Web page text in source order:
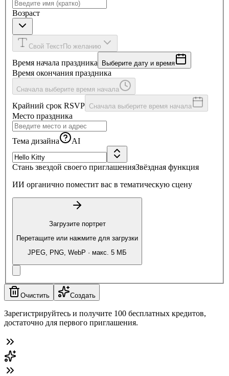
Возраст
Свой ТекстПо желанию
Время начала праздника Выберите дату и время
Время окончания праздника
Сначала выберите время начала
Крайний срок RSVP Сначала выберите время начала
Место праздника
Тема дизайна AI
Стань звездой своего приглашенияЗвёздная функция
ИИ органично поместит вас в тематическую сцену
Загрузите портрет
Перетащите или нажмите для загрузки
JPEG, PNG, WebP · макс. 5 МБ
Очистить Создать
Зарегистрируйтесь и получите 100 бесплатных кредитов,
достаточно для первого приглашения.